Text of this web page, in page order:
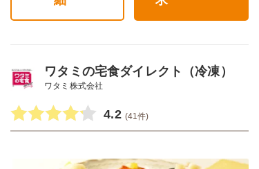
ワタミの宅食ダイレクト（冷凍）
ワタミ株式会社
4.2 (41件)